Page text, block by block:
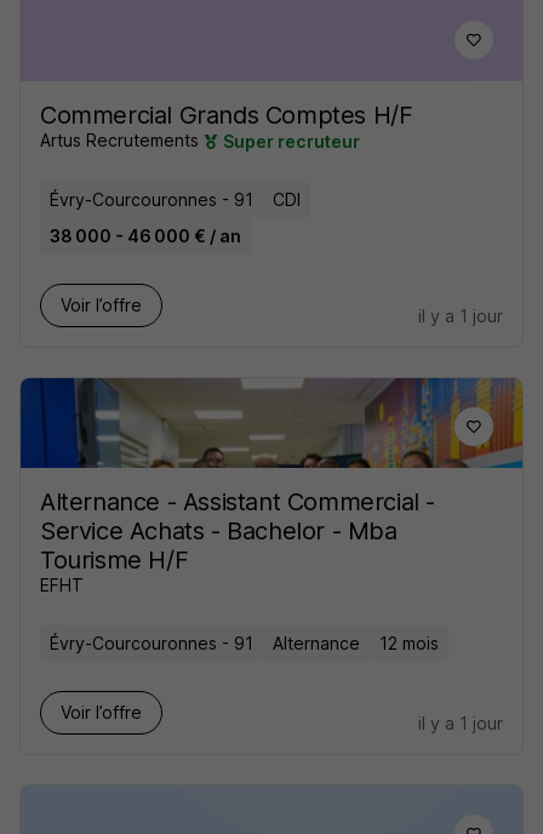
Commercial Grands Comptes H/F
Artus Recrutements Super recruteur
Évry-Courcouronnes - 91
CDI
38 000 - 46 000 € / an
Voir l’offre
il y a 1 jour
Alternance - Assistant Commercial -
Service Achats - Bachelor - Mba
Tourisme H/F
EFHT
Évry-Courcouronnes - 91 Alternance 12 mois
Voir l’offre
il y a 1 jour